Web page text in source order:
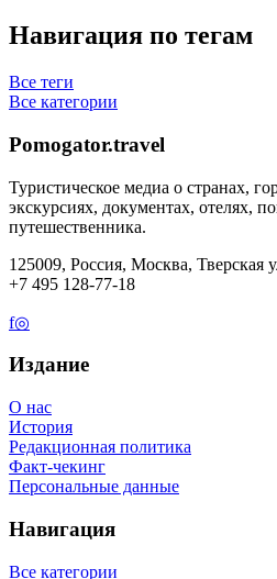
Навигация по тегам
Все теги
Все категории
Pomogator.travel
Туристическое медиа о странах,
экскурсиях, документах, отелях,
путешественника.
125009, Россия, Москва, Тверская
+7 495 128-77-18
f◎
Издание
О нас
История
Редакционная политика
Факт-чекинг
Персональные данные
Навигация
Все категории